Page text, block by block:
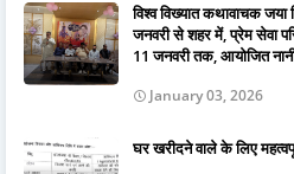
विश्व विख्यात कथावाचक
जनवरी से शहर में, प्रेम सेवा
11 जनवरी तक, आयोजित नानी
January 03, 2026
घर खरीदने वाले के लिए